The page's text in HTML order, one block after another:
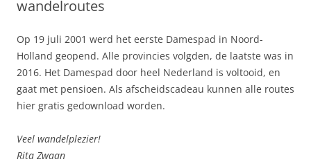
wandelroutes
Op 19 juli 2001 werd het eerste Damespad in Noord-
Holland geopend. Alle provincies volgden, de laatste was in
2016. Het Damespad door heel Nederland is voltooid, en
gaat met pensioen. Als afscheidscadeau kunnen alle routes
hier gratis gedownload worden.
Veel wandelplezier!
Rita Zwaan